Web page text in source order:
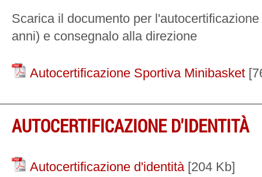
Scarica il documento per
anni) e consegnalo alla direzione
Autocertificazione Sportiva Minibasket
AUTOCERTIFICAZIONE D'IDENTITÀ
Autocertificazione d'identità [204 Kb]